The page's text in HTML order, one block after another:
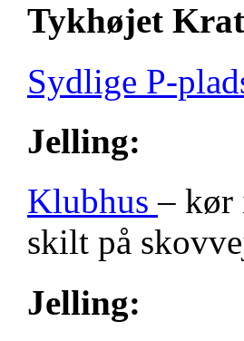
Tykhøjet
Sydlige P-
Jelling:
Klubhus– kør
skilt på
Jelling: